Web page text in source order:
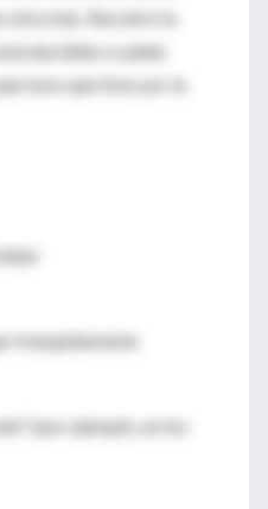
más. Recobró la
decidido a saldar
tuvo que tirar por la
tranquilamente
(por ejemplo, en los